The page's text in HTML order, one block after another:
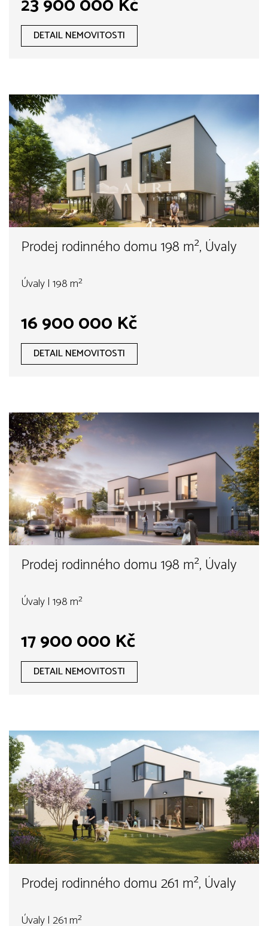
23 900 000 Kč
DETAIL NEMOVITOSTI
Prodej rodinného domu 198 m², Úvaly
Úvaly | 198 m²
16 900 000 Kč
DETAIL NEMOVITOSTI
Prodej rodinného domu 198 m², Úvaly
Úvaly | 198 m²
17 900 000 Kč
DETAIL NEMOVITOSTI
Prodej rodinného domu 261 m², Úvaly
Úvaly | 261 m²